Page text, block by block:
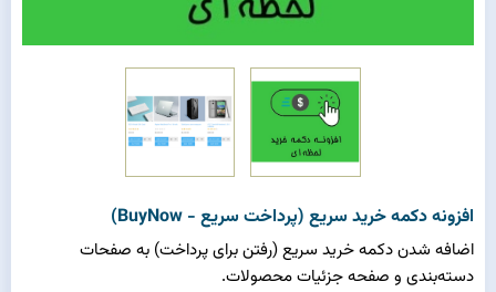
افزونه دکمه خرید سریع (پرداخت سریع - BuyNow)
اضافه شدن دکمه خرید سریع (رفتن برای پرداخت) به صفحات
دسته‌بندی و صفحه جزئیات محصولات.